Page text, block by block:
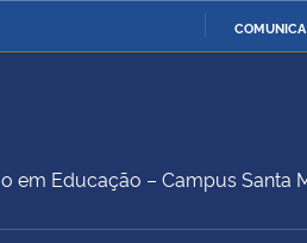
e
Ministério da Defesa
em Educação – Campus Santa